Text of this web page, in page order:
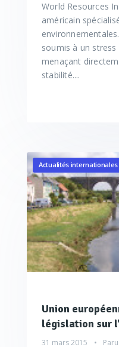
World Resources
américain
soumis à un
menaçant
stabilité....
Actualités internationales
Union
législation sur
31 mars 2015